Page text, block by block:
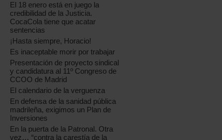
El 18 enero está en juego la
credibilidad de la Justicia.
CocaCola tiene que acatar
sentencias
¡Hasta siempre, Horacio!
Es inaceptable morir por trabajar
Presentación de proyecto sindical
y candidatura al 11º Congreso de
CCOO de Madrid
El calendario de la verguenza
En defensa de la sanidad pública
madrileña, exigimos un Plan de
Inversiones
En la puerta de la Patronal. Otra
vez… “contra la carestía de la